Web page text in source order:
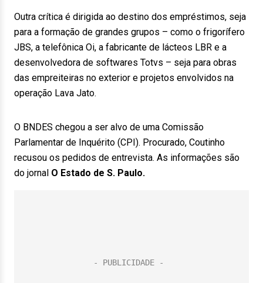
Outra crítica é dirigida ao destino dos empréstimos, seja
para a formação de grandes grupos – como o frigorífero
JBS, a telefônica Oi, a fabricante de lácteos LBR e a
desenvolvedora de softwares Totvs – seja para obras
das empreiteiras no exterior e projetos envolvidos na
operação Lava Jato.
O BNDES chegou a ser alvo de uma Comissão
Parlamentar de Inquérito (CPI). Procurado, Coutinho
recusou os pedidos de entrevista. As informações são
do jornal O Estado de S. Paulo.